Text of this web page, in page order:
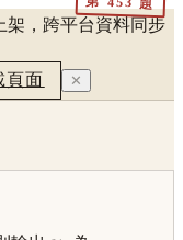
架，跨平台資料同步
頁面 ✕